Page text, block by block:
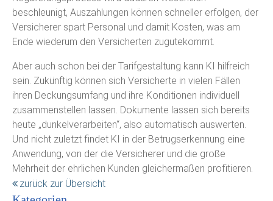
beschleunigt, Auszahlungen können schneller erfolgen, der
Versicherer spart Personal und damit Kosten, was am
Ende wiederum den Versicherten zugutekommt.
Aber auch schon bei der Tarifgestaltung kann KI hilfreich
sein. Zukünftig können sich Versicherte in vielen Fällen
ihren Deckungsumfang und ihre Konditionen individuell
zusammenstellen lassen. Dokumente lassen sich bereits
heute „dunkelverarbeiten“, also automatisch auswerten.
Und nicht zuletzt findet KI in der Betrugserkennung eine
Anwendung, von der die Versicherer und die große
Mehrheit der ehrlichen Kunden gleichermaßen profitieren.
zurück zur Übersicht